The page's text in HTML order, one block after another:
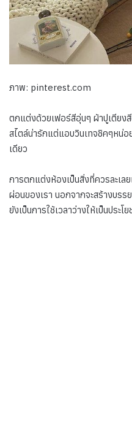
ภาพ: pinterest.com
ตกแต่งด้วยเฟอร์สีอุ่นๆ ผ้าปูเตีย
สไตล์น่ารักแต่แอบวินเทจชิคๆหน่อ
เดียว
การตกแต่งห้องเป็นสิ่งที่ควรละเล
ผ่อนของเรา นอกจากจะสร้างบร
ยังเป็นการใช้เวลาว่างให้เป็นประโ